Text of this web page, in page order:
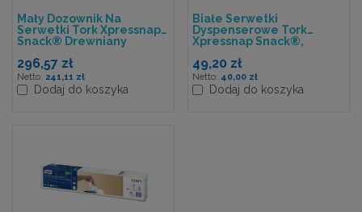
Mały Dozownik Na
Serwetki Tork Xpressnap
Snack® Drewniany
296,57 zł
241,11 zł
Dodaj do koszyka
Białe Serwetki
Dyspenserowe Tork
Xpressnap Snack®,
49,20 zł
40,00 zł
Dodaj do koszyka